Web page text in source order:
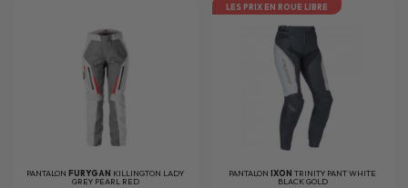
PANTALONFURYGAN KILLINGTON LADY
GREY PEARL RED
LES PRIX EN ROUE LIBRE
PANTALONIXONTRINITY PANT WHITE
BLACK GOLD